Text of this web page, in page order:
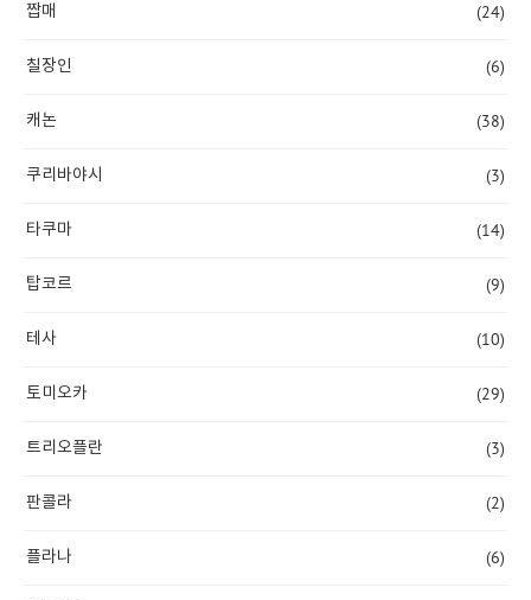
짭매 (24)
칠장인 (6)
캐논 (38)
쿠리바야시 (3)
타쿠마 (14)
탑코르 (9)
테사 (10)
토미오카 (29)
트리오플란 (3)
판콜라 (2)
플라나 (6)